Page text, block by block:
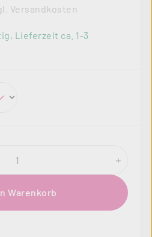
Versandkosten
Lieferzeit ca. 1-3
Gib den gewünschten
Warenkorb